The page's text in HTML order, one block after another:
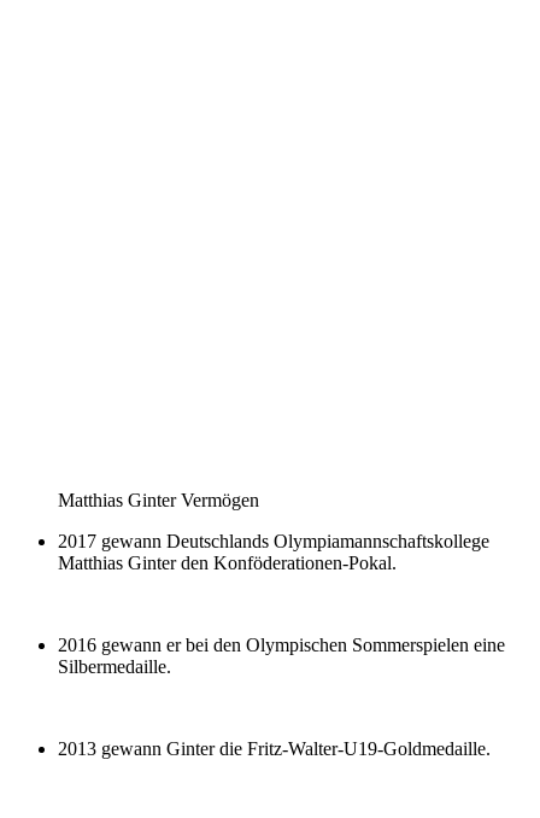
Matthias Ginter Vermögen
2017 gewann Deutschlands Olympiamannschaftskollege
Matthias Ginter den Konföderationen-Pokal.
2016 gewann er bei den Olympischen Sommerspielen eine
Silbermedaille.
2013 gewann Ginter die Fritz-Walter-U19-Goldmedaille.